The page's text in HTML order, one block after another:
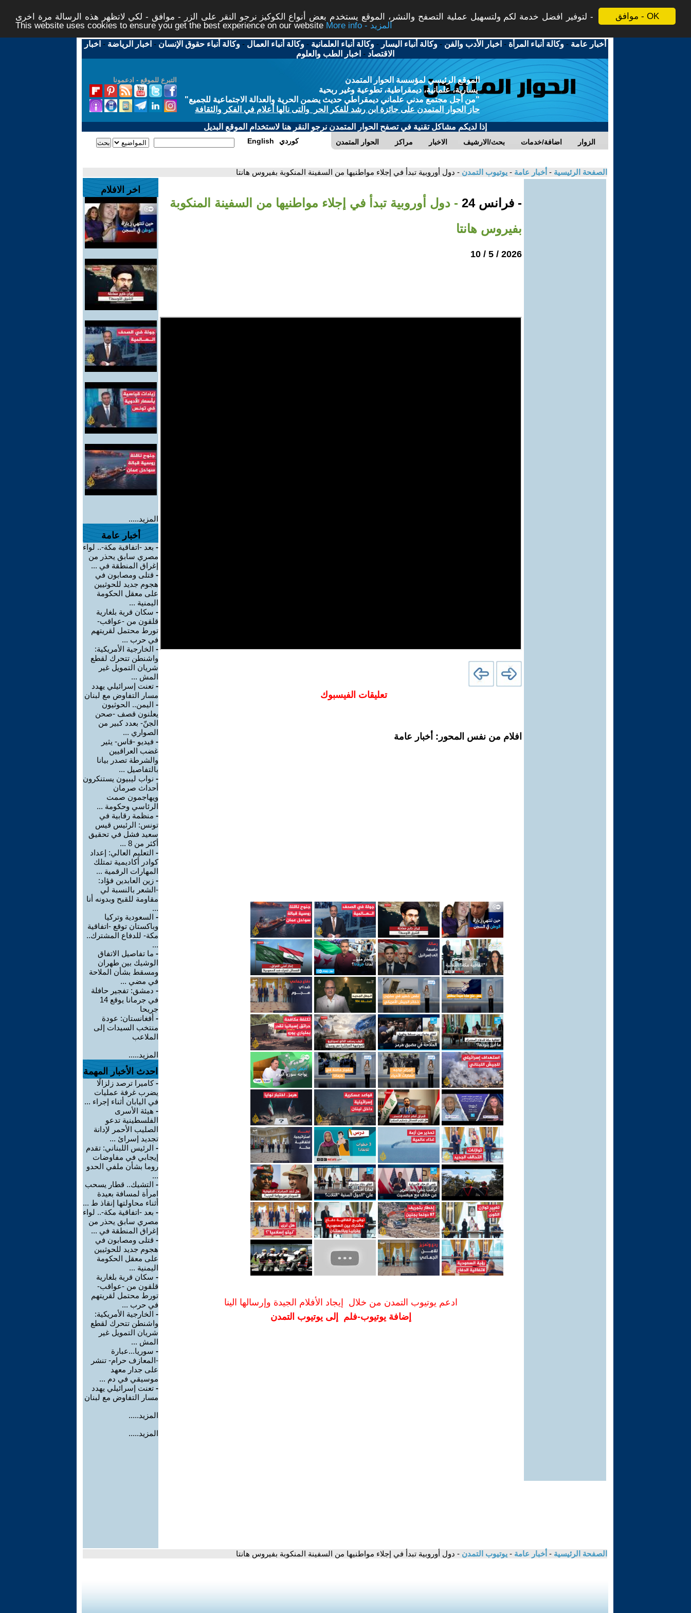
موافق - OK
لتوفير افضل خدمة لكم ولتسهيل عملية التصفح والنشر، الموقع يستخدم بعض أنواع الكوكيز نرجو النقر على الزر - موافق - لكي لاتظهر هذه الرسالة مرة اخرى -
This website uses cookies to ensure you get the best experience on our website
More info - المزيد
أخبار عامة -وكالة أنباء المرأة - اخبار الأدب والفن -وكالة أنباء اليسار -وكالة أنباء العلمانية -وكالة أنباء العمال -وكالة أنباء حقوق الإنسان - اخبار الرياضة - اخبار
الاقتصاد - اخبار الطب والعلوم
التبرع للموقع - ادعمونا
الموقع الرئيسي لمؤسسة الحوار المتمدن
يسارية، علمانية، ديمقراطية، تطوعية وغير ربحية
"من أجل مجتمع مدني علماني ديمقراطي حديث يضمن الحرية والعدالة الاجتماعية للجميع"
حاز الحوار المتمدن على جائزة ابن رشد للفكر الحر والتى نالها أعلام في الفكر والثقافة
إذا لديكم مشاكل تقنية في تصفح الحوار المتمدن نرجو النقر هنا لاستخدام الموقع البديل
الحوار المتمدن مراكز الاخبار بحث/الارشيف اضافة/خدمات الزوار English كوردي
الصفحة الرئيسية - أخبار عامة - يوتيوب التمدن - دول أوروبية تبدأ في إجلاء مواطنيها من السفينة المنكوبة بفيروس هانتا
- فرانس 24
- دول أوروبية تبدأ في إجلاء مواطنيها من السفينة المنكوبة
بفيروس هانتا
2026 / 5 / 10
تعليقات الفيسبوك
افلام من نفس المحور: أخبار عامة
ادعم يوتيوب التمدن من خلال إيجاد الأفلام الجيدة وإرسالها الينا
إضافة يوتيوب-فلم إلى يوتيوب التمدن
اخر الافلام
المزيد.....
أخبار عامة
- بعد -اتفاقية مكة-.. لواء
مصري سابق يحذر من
إغراق المنطقة في ...
- قتلى ومصابون في
هجوم جديد للحوثيين
على معقل الحكومة
اليمنية ...
- سكان قرية بلغارية
قلقون من -عواقب-
تورط محتمل لقريتهم
في حرب ...
- الخارجية الأمريكية:
واشنطن تتحرك لقطع
شريان التمويل غير
المش ...
- تعنت إسرائيلي يهدد
مسار التفاوض مع لبنان
- اليمن.. الحوثيون
يعلنون قصف -صحن
الجنّ- بعدد كبير من
الصواري ...
- فيديو -قاس- يثير
غضب العراقيين
والشرطة تصدر بيانا
بالتفاصيل ...
- نواب ليبيون يستنكرون
أحداث صرمان
ويهاجمون صمت
الرئاسي وحكومة ...
- منظمة رقابية في
تونس: الرئيس قيس
سعيد فشل في تحقيق
أكثر من 8 ...
- التعليم العالي: إعداد
كوادر أكاديمية تمتلك
المهارات الرقمية ...
- زين العابدين فؤاد:
-الشعر بالنسبة لي
مقاومة للقبح وبدونه أنا
...
- السعودية وتركيا
وباكستان توقع -اتفاقية
مكة- للدفاع المشترك..
...
- ما تفاصيل الاتفاق
الوشيك بين طهران
ومسقط بشأن الملاحة
في مضي ...
- دمشق: تفجير حافلة
في جرمانا يوقع 14
جريحا
- أفغانستان: عودة
منتخب السيدات إلى
الملاعب
المزيد.....
احدث الأخبار المهمة
-كاميرا ترصد زلزالًا
يضرب غرفة عمليات
في اليابان أثناء إجراء ...
- هيئة الأسرى
الفلسطينية تدعو
الصليب الأحمر لإدانة
تجديد إسرائ ...
- الرئيس اللبناني: تقدم
إيجابي في مفاوضات
روما بشأن ملفي الحدو
...
- التشيك.. قطار يسحب
امرأة لمسافة بعيدة
أثناء محاولتها إنقاذ ط ...
- بعد -اتفاقية مكة-.. لواء
مصري سابق يحذر من
إغراق المنطقة في ...
- قتلى ومصابون في
هجوم جديد للحوثيين
على معقل الحكومة
اليمنية ...
- سكان قرية بلغارية
قلقون من -عواقب-
تورط محتمل لقريتهم
في حرب ...
- الخارجية الأمريكية:
واشنطن تتحرك لقطع
شريان التمويل غير
المش ...
- سوريا...عبارة
-المعازف حرام- تنشر
على جدار معهد
موسيقي في دم ...
- تعنت إسرائيلي يهدد
مسار التفاوض مع لبنان
المزيد.....
المزيد.....
الصفحة الرئيسية - أخبار عامة - يوتيوب التمدن - دول أوروبية تبدأ في إجلاء مواطنيها من السفينة المنكوبة بفيروس هانتا